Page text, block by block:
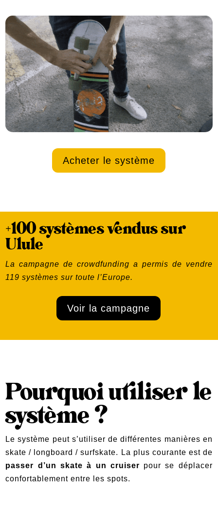
Acheter le système
+100 systèmes vendus sur
Ulule
La campagne de crowdfunding a permis de vendre
119 systèmes sur toute l’Europe.
Voir la campagne
Pourquoi utiliser le
système ?
Le système peut s’utiliser de différentes manières en
skate / longboard / surfskate. La plus courante est de
passer d’un skate à un cruiser pour se déplacer
confortablement entre les spots.